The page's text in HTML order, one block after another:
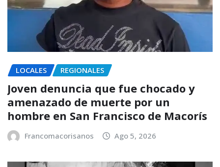
LOCALES REGIONALES
Joven denuncia que fue chocado y
amenazado de muerte por un
hombre en San Francisco de Macorís
Francomacorisanos Ago 5, 2026